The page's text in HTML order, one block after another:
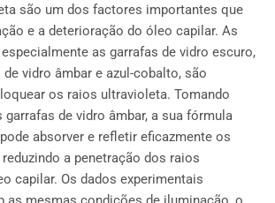
são um dos factores importantes que
e a deterioração do óleo capilar. As
as garrafas de vidro escuro,
vidro âmbar e azul-cobalto, são
os raios ultravioleta. Tomando
de vidro âmbar, a sua fórmula
absorver e refletir eficazmente os
a penetração dos raios
capilar. Os dados experimentais